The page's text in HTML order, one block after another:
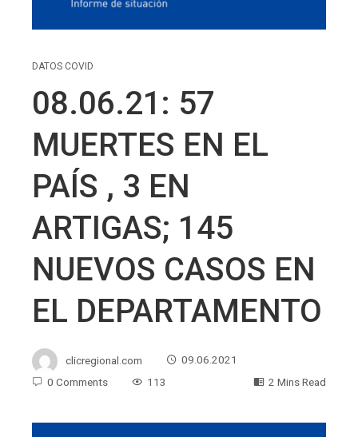
DATOS COVID
08.06.21: 57
MUERTES EN EL
PAÍS , 3 EN
ARTIGAS; 145
NUEVOS CASOS EN
EL DEPARTAMENTO
clicregional.com
09.06.2021
0 Comments
113 2 Mins Read